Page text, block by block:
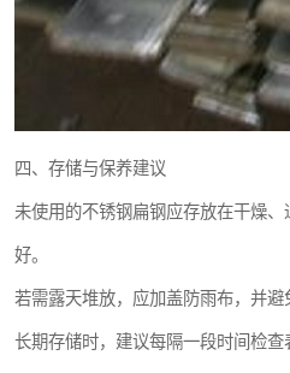
四、存储与保养建议
未使用的不锈钢扁钢应存放在干燥
好。
若需露天堆放，应加盖防雨布，并避
长期存储时，建议每隔一段时间检